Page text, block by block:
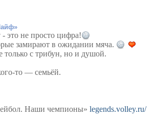
- это не просто цифра!
замирают в ожидании мяча.
только с трибун, но и душой.
то — семьёй.
Наши чемпионы» legends.volley.ru/